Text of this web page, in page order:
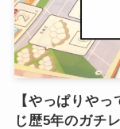
【やっぱりや
じ歴5年のガチ